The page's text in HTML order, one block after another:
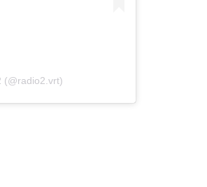
(@radio2.vrt)